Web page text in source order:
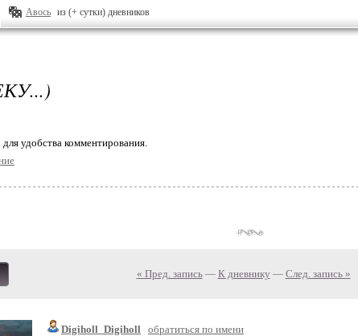
Авось из (+ сутки) дневников
удобства комментирования.
« Пред. запись— К дневнику — След. запись »
Digiholl_Digiholl обратиться по имени